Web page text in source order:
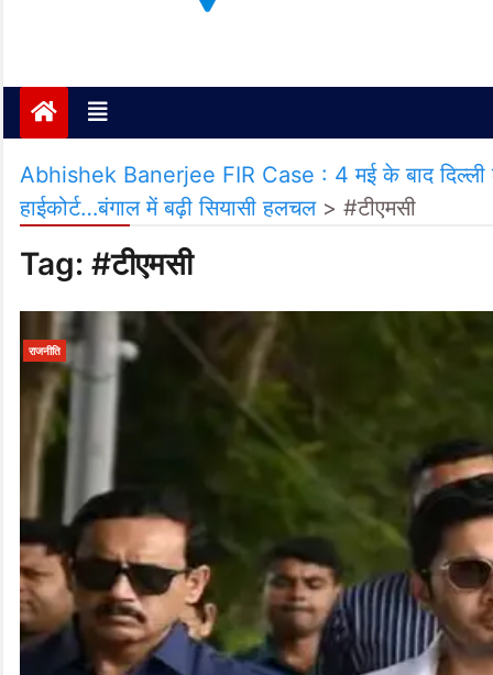
Abhishek Banerjee FIR Case : 4 मई के बाद दिल्ली
हाईकोर्ट…बंगाल में बढ़ी सियासी हलचल> #टीएमसी
Tag: #टीएमसी
राजनीति